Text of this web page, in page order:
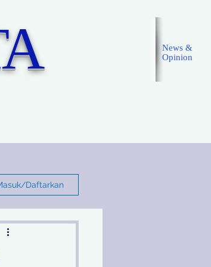
News &
Opinion
Daftarkan